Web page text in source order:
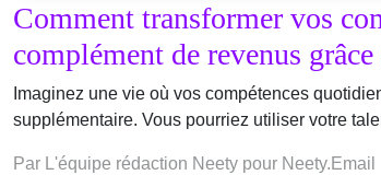
Comment transformer vos
complément de revenus
Imaginez une vie où vos compétences
supplémentaire. Vous pourriez utiliser votre
Par L'équipe rédaction Neety pour Neety.Email